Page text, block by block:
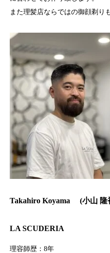
また理髪店ならではの御顔剃り
Takahiro Koyama (小山 隆
LA SCUDERIA
理容師歴：8年